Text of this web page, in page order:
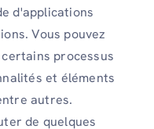
d'applications
Vous pouvez
processus
et éléments
autres.
de quelques